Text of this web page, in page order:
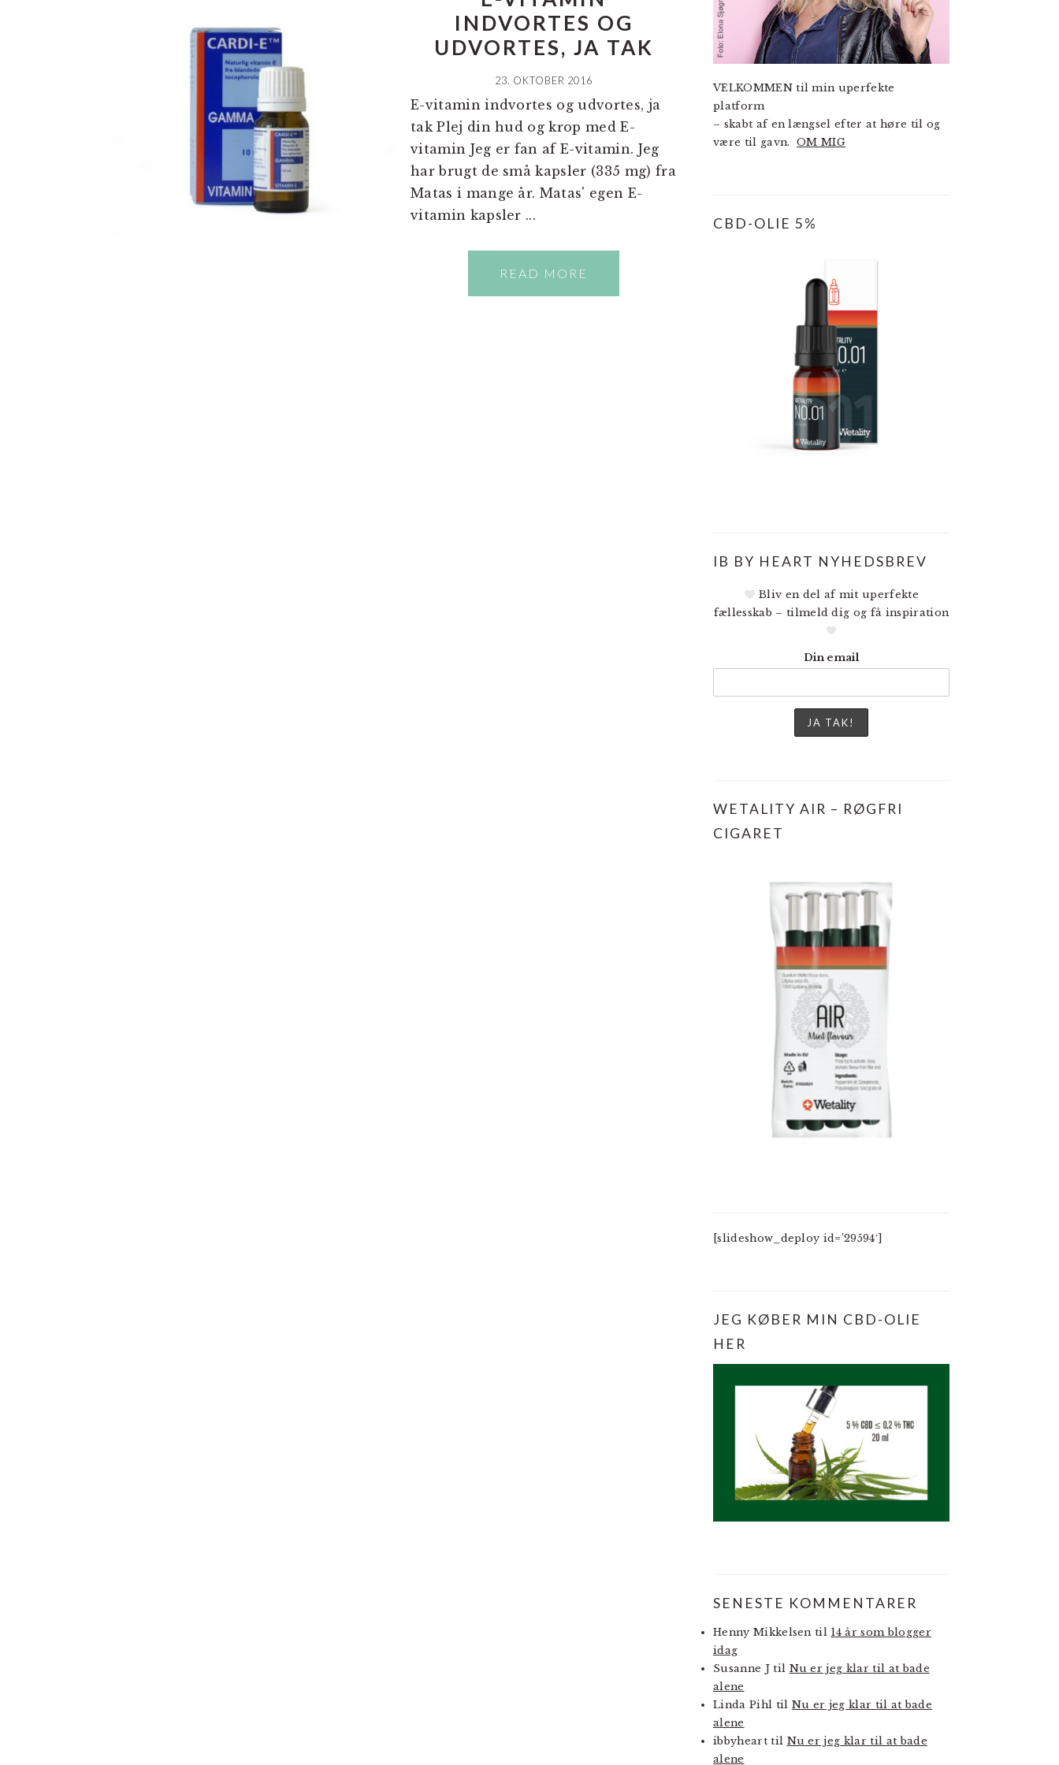
INDVORTES OG
UDVORTES, JA TAK
23. OKTOBER 2016
E-vitamin indvortes og udvortes, ja
tak Plej din hud og krop med E-
vitamin Jeg er fan af E-vitamin. Jeg
har brugt de små kapsler (335 mg) fra
Matas i mange år. Matas' egen E-
vitamin kapsler ...
READ MORE
VELKOMMEN til min uperfekte
platform
– skabt af en længsel efter at høre til og
være til gavn.OM MIG
CBD-OLIE 5%
IB BY HEART NYHEDSBREV
Bliv en del af mit uperfekte
fællesskab – tilmeld dig og få inspiration
Din email
WETALITY AIR – RØGFRI
CIGARET
[slideshow_deploy id=’29594′]
JEG KØBER MIN CBD-OLIE
HER
SENESTE KOMMENTARER
Henny Mikkelsen til 14 år som blogger
idag
Susanne Jtil Nu er jeg klar til at bade
alene
Linda Pihl til Nu er jeg klar til at bade
alene
ibbyhearttil Nu er jeg klar til at bade
alene